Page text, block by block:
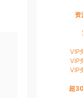
资
VIP
VIP
VIP
超